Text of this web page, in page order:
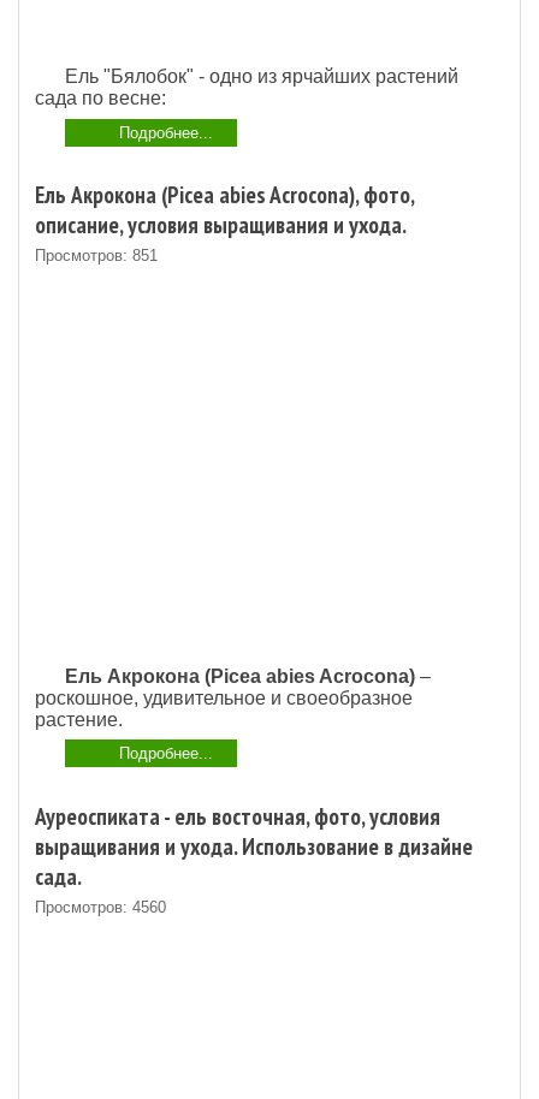
Ель "Бялобок" - одно из ярчайших растений
сада по весне:
Подробнее...
Ель Акрокона (Picea abies Acrocona), фото,
описание, условия выращивания и ухода.
Просмотров: 851
Ель Акрокона (Picea abies Acrocona)–
роскошное, удивительное и своеобразное
растение.
Подробнее...
Ауреоспиката - ель восточная, фото, условия
выращивания и ухода. Использование в дизайне
сада.
Просмотров: 4560